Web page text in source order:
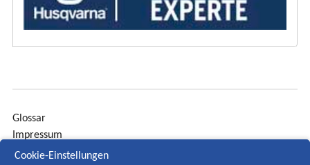
Glossar
Impressum
Sitemap
Cookie-Einstellungen